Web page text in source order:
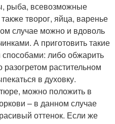
рыба, всевозможные
творог, яйца, варенье
случае можно и вдоволь
А приготовить такие
либо обжарить
растительном
в духовку.
можно положить в
– в данном случае
оттенок. Если же